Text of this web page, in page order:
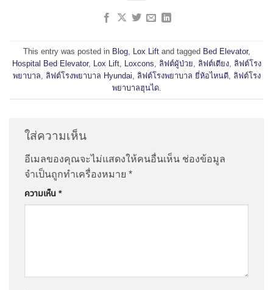
This entry was posted in Blog, Lox Liftand tagged Bed Elevator,
Hospital Bed Elevator, Lox Lift, Loxcons ลิฟต์ผู้ป่วย ลิฟต์เตียง, ลิฟต์โรง
พยาบาล
ลิฟต์โรงพยาบาล Hyundai ลิฟต์โรงพยาบาล ยี่ห้อไหนดี, ลิฟต์โรง
พยาบาลฮุนได.
ใส่ความเห็น
อีเมลของคุณจะไม่แสดงให้คนอื่นเห็น ช่องข้อมูล
จำเป็นถูกทำเครื่องหมาย *
ความเห็น *